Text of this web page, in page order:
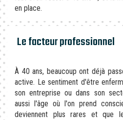
en place.
Le facteur professionnel
À 40 ans, beaucoup ont déjà
active. Le sentiment d'être
son entreprise ou dans son
aussi l'âge où l'on prend
deviennent plus rares et que